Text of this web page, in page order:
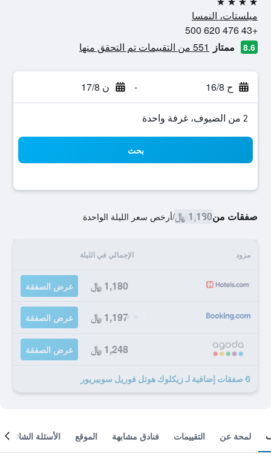
4 نجوم
ميلستات، النمسا
+43 476 620 500
8.6 ممتاز 551 من التقييمات تم التحقق منها
ح 16/8 - ن 17/8
2 من الضيوف، غرفة واحدة
بحث
صفقات من1,180 ﷼ /أرخص سعر الليلة الواحدة
مزود الإجمالي في الليلة
1,180 ﷼ عرض الصفقة
1,197 ﷼ عرض الصفقة
1,248 ﷼ عرض الصفقة
6 صفقات إضافية لـ زيكلوك هوتل فوريل سوبيريور
لمحة عن التقييمات فنادق مشابهة الموقع الأسئلة الشائعة